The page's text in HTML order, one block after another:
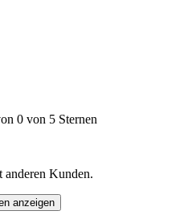
0 von 5 Sternen
anderen Kunden.
anzeigen